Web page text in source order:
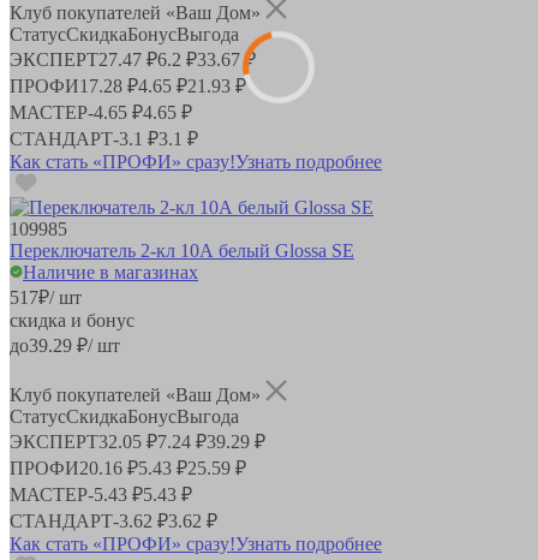
Клуб покупателей «Ваш Дом»
СтатусСкидкаБонусВыгода
ЭКСПЕРТ27.47 ₽6.2 ₽33.67 ₽
ПРОФИ17.28 ₽4.65 ₽21.93 ₽
МАСТЕР-4.65 ₽4.65 ₽
СТАНДАРТ-3.1 ₽3.1 ₽
Как стать «ПРОФИ» сразу!Узнать подробнее
109985
Переключатель 2-кл 10А белый Glossa SE
Наличие в магазинах
517₽/ шт
скидка и бонус
до39.29 ₽/ шт
Клуб покупателей «Ваш Дом»
СтатусСкидкаБонусВыгода
ЭКСПЕРТ32.05 ₽7.24 ₽39.29 ₽
ПРОФИ20.16 ₽5.43 ₽25.59 ₽
МАСТЕР-5.43 ₽5.43 ₽
СТАНДАРТ-3.62 ₽3.62 ₽
Как стать «ПРОФИ» сразу!Узнать подробнее